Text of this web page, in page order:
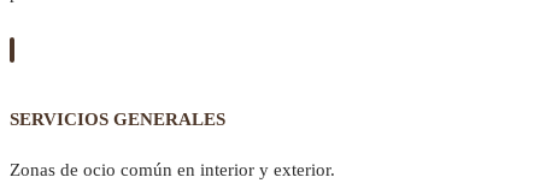
SERVICIOS GENERALES
Zonas de ocio común en interior y exterior.